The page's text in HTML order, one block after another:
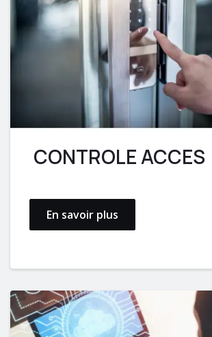
CONTROLE ACCES
En savoir plus